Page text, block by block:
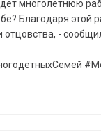
многолетнюю
Благодаря
-